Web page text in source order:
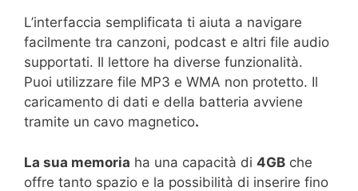
L’interfaccia semplificata ti aiuta a navigare
facilmente tra canzoni, podcast e altri file audio
supportati. Il lettore ha diverse funzionalità.
Puoi utilizzare file MP3 e WMA non protetto. Il
caricamento di dati e della batteria avviene
tramite un cavo magnetico.
La sua memoria ha una capacità di 4GB che
offre tanto spazio e la possibilità di inserire fino